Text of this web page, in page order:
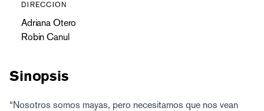
DIRECCION
Adriana Otero
Robin Canul
Sinopsis
“Nosotros somos mayas, pero necesitamos que nos vean